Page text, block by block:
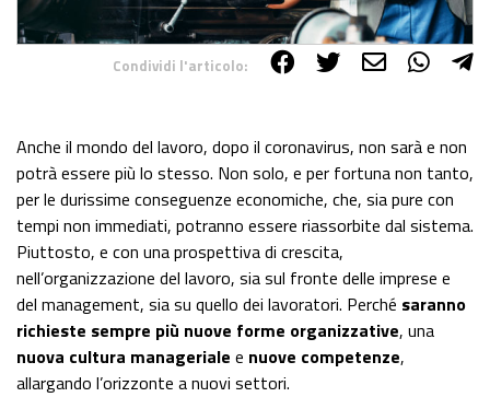
Condividi l'articolo:
Anche il mondo del lavoro, dopo il coronavirus, non sarà e non
potrà essere più lo stesso. Non solo, e per fortuna non tanto,
per le durissime conseguenze economiche, che, sia pure con
tempi non immediati, potranno essere riassorbite dal sistema.
Piuttosto, e con una prospettiva di crescita,
nell’organizzazione del lavoro, sia sul fronte delle imprese e
del management, sia su quello dei lavoratori. Perché saranno
richieste sempre più nuove forme organizzative, una
nuova cultura manageriale e nuove competenze,
allargando l’orizzonte a nuovi settori.